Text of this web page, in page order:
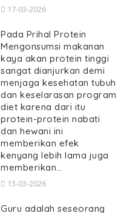
17-03-2026
Pada Prihal Protein
Mengonsumsi makanan
kaya akan protein tinggi
sangat dianjurkan demi
menjaga kesehatan tubuh
dan keselarasan program
diet karena dari itu
protein-protein nabati
dan hewani ini
memberikan efek
kenyang lebih lama juga
memberikan…
13-03-2026
Guru adalah seseorang